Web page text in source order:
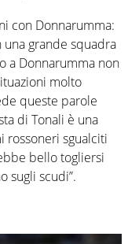
con Donnarumma:
grande squadra
a Donnarumma non
molto
queste parole
di Tonali è una
rossoneri sgualciti
bello togliersi
sugli scudi”.